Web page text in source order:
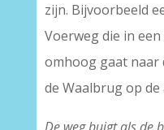
zijn. Bijvoorbeeld
Voerweg die in
omhoog gaat naar
de Waalbrug op